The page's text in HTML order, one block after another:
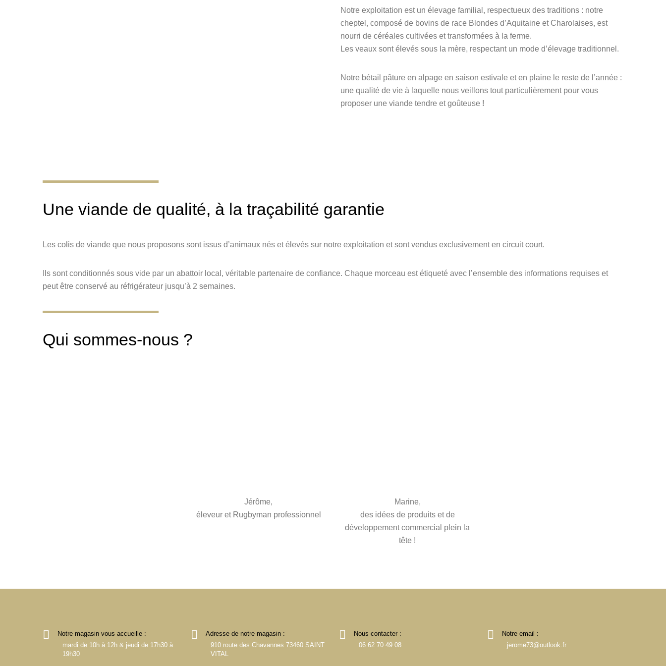
Notre exploitation est un élevage familial, respectueux des traditions : notre
cheptel, composé de bovins de race Blondes d’Aquitaine et Charolaises, est
nourri de céréales cultivées et transformées à la ferme.
Les veaux sont élevés sous la mère, respectant un mode d’élevage traditionnel.
Notre bétail pâture en alpage en saison estivale et en plaine le reste de l’année :
une qualité de vie à laquelle nous veillons tout particulièrement pour vous
proposer une viande tendre et goûteuse !
Une viande de qualité, à la traçabilité garantie
Les colis de viande que nous proposons sont issus d’animaux nés et élevés sur notre exploitation et sont vendus exclusivement en circuit court.
Ils sont conditionnés sous vide par un abattoir local, véritable partenaire de confiance. Chaque morceau est étiqueté avec l’ensemble des informations requises et
peut être conservé au réfrigérateur jusqu’à 2 semaines.
Qui sommes-nous ?
Jérôme,
éleveur et Rugbyman professionnel
Marine,
des idées de produits et de
développement commercial plein la
tête !
Notre magasin vous accueille :
mardi de 10h à 12h & jeudi de 17h30 à
19h30
Adresse de notre magasin :
910 route des Chavannes 73460 SAINT
VITAL
Nous contacter :
06 62 70 49 08
Notre email :
jerome73@outlook.fr